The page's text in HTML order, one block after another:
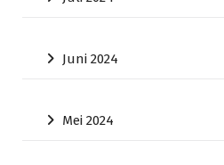
Juni 2024
Mei 2024